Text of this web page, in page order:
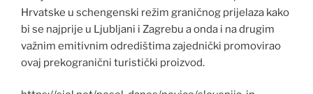
Hrvatske u schengenski režim graničnog prijelaza kako
bi se najprije u Ljubljani i Zagrebu a onda i na drugim
važnim emitivnim odredištima zajednički promovirao
ovaj prekogranični turistički proizvod.